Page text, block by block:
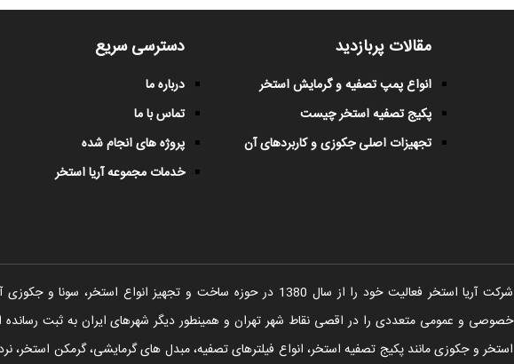
مقالات پربازدید
انواع پمپ تصفیه و گرمایش استخر
پکیج تصفیه استخر چیست
تجهیزات اصلی جکوزی و کاربردهای آن
دسترسی سریع
درباره ما
تماس با ما
پروژه های انجام شده
خدمات مجموعه آریا استخر
شرکت آریا استخر فعالیت خود را از سال 1380 در حوزه ساخت و تجهیز
خصوصی و عمومی متعددی را در اقصی نقاط شهر تهران و همینطور دیگر شهرهای ایران به ثبت
استخر و جکوزی مانند پکیج تصفیه استخر، انواع فیلترهای تصفیه، مبدل های گرمایشی، گرمکن استخر،